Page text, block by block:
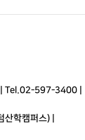
Tel.02-597-3400
학캠퍼스) |